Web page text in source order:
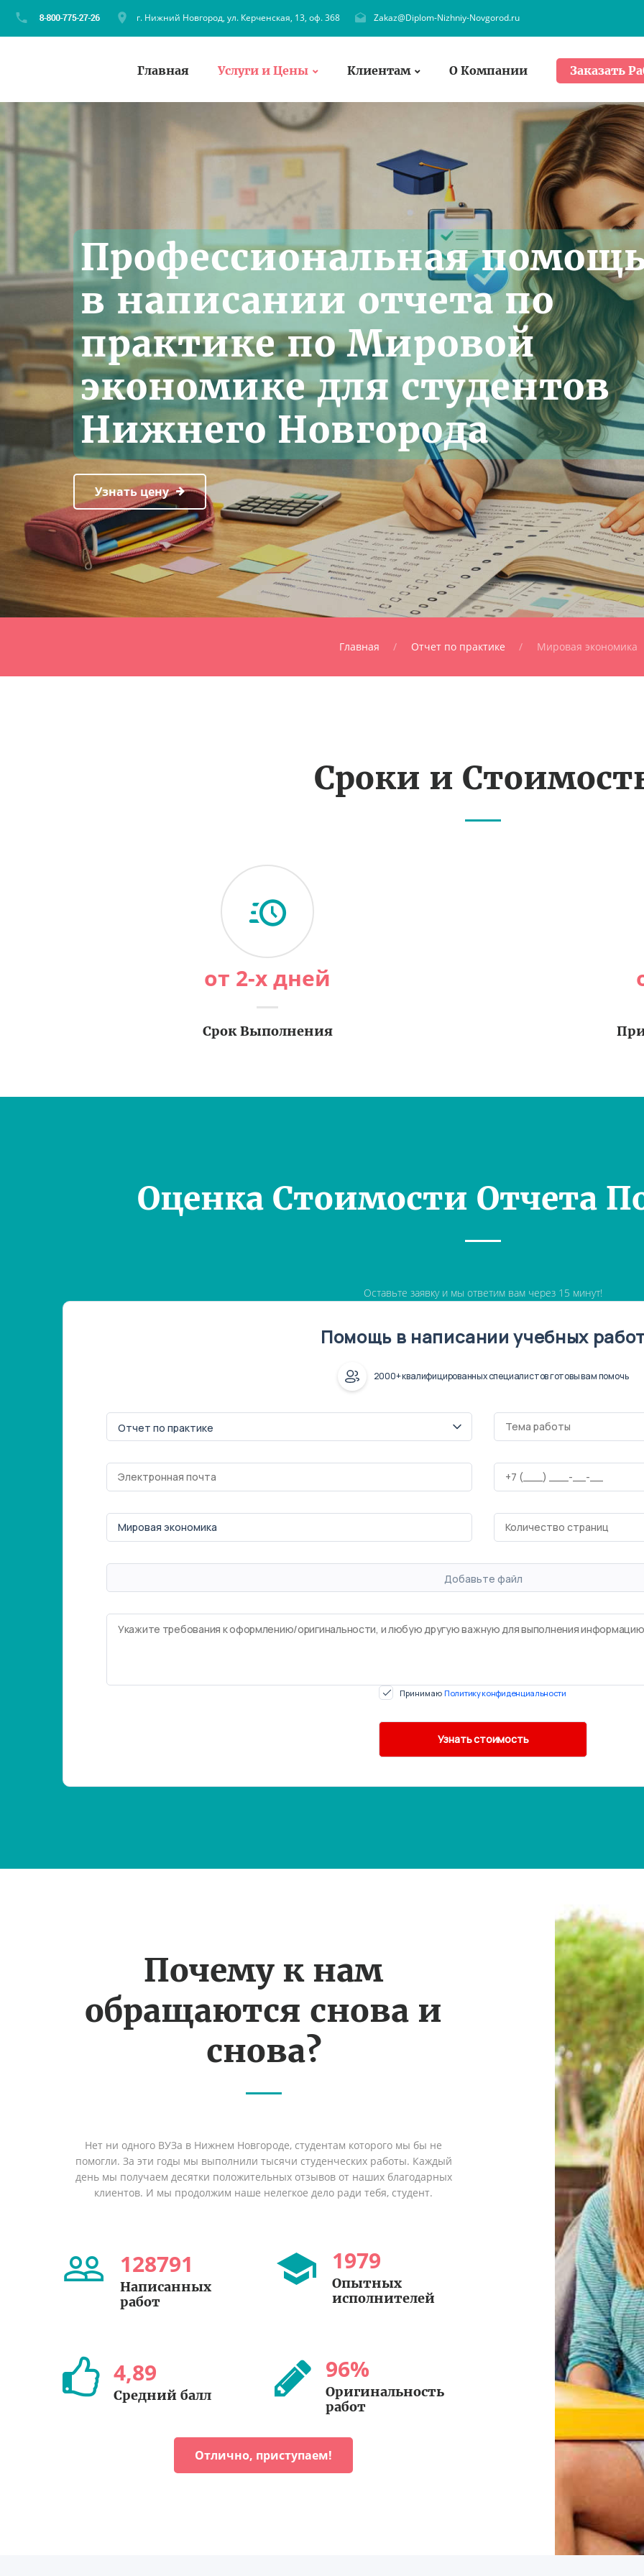
г. Нижний Новгород, ул. Керченская, 13, оф. 368 Zakaz@Diplom-Nizhniy-Novgorod.ru
Главная Услуги и Цены Клиентам О Компании Заказать
Профессиональная
в написании отчета по
практике по Мировой
экономике для студентов
Нижнего Новгорода
Узнать цену
Главная Отчет по практике Мировая экономика
Сроки и
от 2-х дней
Срок Выполнения
Оценка Стоимости Отчета
Оставьте заявку и мы ответим вам через 15 минут!
Помощь в написании учебных
2000+ квалифицированных специалистов готовы вам помочь
Добавьте файл
Принимаю Политику конфиденциальности
Почему к нам
обращаются снова и
снова?
Нет ни одного ВУЗа в Нижнем Новгороде, студентам которого мы бы не
помогли. За эти годы мы выполнили тысячи студенческих работы. Каждый
день мы получаем десятки положительных отзывов от наших благодарных
клиентов. И мы продолжим наше нелегкое дело ради тебя, студент.
128791
Написанных
работ
1979
Опытных
исполнителей
4,89
Средний балл
96%
Оригинальность
работ
Отлично, приступаем!